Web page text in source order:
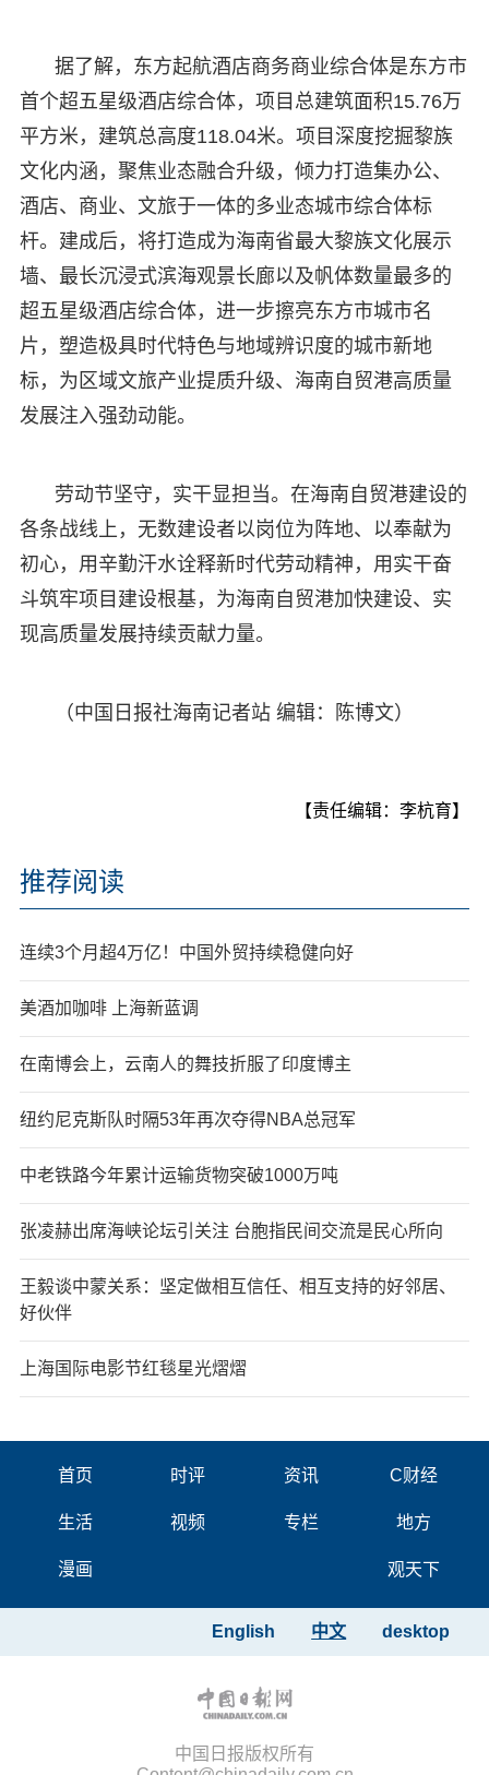
据了解，东方起航酒店商务商业综合体是东方市
首个超五星级酒店综合体，项目总建筑面积15.76万
平方米，建筑总高度118.04米。项目深度挖掘黎族
文化内涵，聚焦业态融合升级，倾力打造集办公、
酒店、商业、文旅于一体的多业态城市综合体标
杆。建成后，将打造成为海南省最大黎族文化展示
墙、最长沉浸式滨海观景长廊以及帆体数量最多的
超五星级酒店综合体，进一步擦亮东方市城市名
片，塑造极具时代特色与地域辨识度的城市新地
标，为区域文旅产业提质升级、海南自贸港高质量
发展注入强劲动能。
劳动节坚守，实干显担当。在海南自贸港建设的
各条战线上，无数建设者以岗位为阵地、以奉献为
初心，用辛勤汗水诠释新时代劳动精神，用实干奋
斗筑牢项目建设根基，为海南自贸港加快建设、实
现高质量发展持续贡献力量。
（中国日报社海南记者站 编辑：陈博文）
【责任编辑：李杭育】
推荐阅读
连续3个月超4万亿！中国外贸持续稳健向好
美酒加咖啡 上海新蓝调
在南博会上，云南人的舞技折服了印度博主
纽约尼克斯队时隔53年再次夺得NBA总冠军
中老铁路今年累计运输货物突破1000万吨
张凌赫出席海峡论坛引关注 台胞指民间交流是民心所向
王毅谈中蒙关系：坚定做相互信任、相互支持的好邻居、
好伙伴
上海国际电影节红毯星光熠熠
首页 时评 资讯 C财经
生活 视频 专栏 地方
漫画 观天下
desktop
中文
English
中国日报版权所有